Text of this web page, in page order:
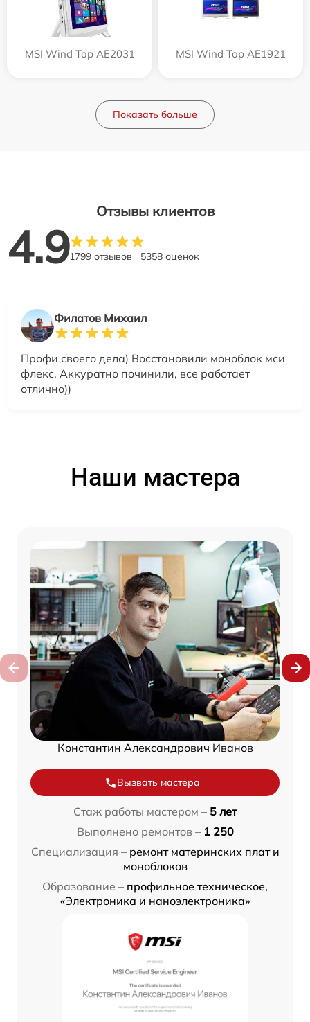
MSI Wind Top AE2031 MSI Wind Top AE1921
Показать больше
Отзывы клиентов
4.91799 отзывов 5358 оценок
Филатов Михаил
Профи своего дела) Восстановили моноблок мси
флекс. Аккуратно починили, все работает
отлично))
Наши мастера
Константин Александрович Иванов
Вызвать мастера
Стаж работы мастером – 5 лет
Выполнено ремонтов – 1 250
Специализация – ремонт материнских плат и
моноблоков
Образование – профильное техническое,
«Электроника и наноэлектроника»